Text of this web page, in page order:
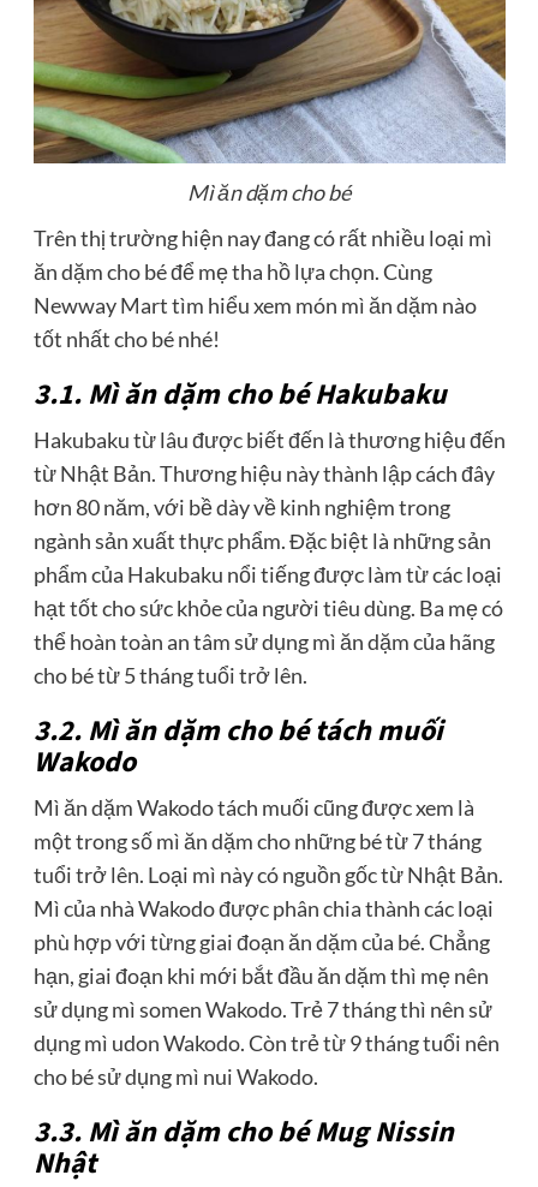
Mì ăn dặm cho bé
Trên thị trường hiện nay đang có rất nhiều loại mì
ăn dặm cho bé để mẹ tha hồ lựa chọn. Cùng
Newway Mart tìm hiểu xem món mì ăn dặm nào
tốt nhất cho bé nhé!
3.1. Mì ăn dặm cho bé Hakubaku
Hakubaku từ lâu được biết đến là thương hiệu đến
từ Nhật Bản. Thương hiệu này thành lập cách đây
hơn 80 năm, với bề dày về kinh nghiệm trong
ngành sản xuất thực phẩm. Đặc biệt là những sản
phẩm của Hakubaku nổi tiếng được làm từ các loại
hạt tốt cho sức khỏe của người tiêu dùng. Ba mẹ có
thể hoàn toàn an tâm sử dụng mì ăn dặm của hãng
cho bé từ 5 tháng tuổi trở lên.
3.2. Mì ăn dặm cho bé tách muối
Wakodo
Mì ăn dặm Wakodo tách muối cũng được xem là
một trong số mì ăn dặm cho những bé từ 7 tháng
tuổi trở lên. Loại mì này có nguồn gốc từ Nhật Bản.
Mì của nhà Wakodo được phân chia thành các loại
phù hợp với từng giai đoạn ăn dặm của bé. Chẳng
hạn, giai đoạn khi mới bắt đầu ăn dặm thì mẹ nên
sử dụng mì somen Wakodo. Trẻ 7 tháng thì nên sử
dụng mì udon Wakodo. Còn trẻ từ 9 tháng tuổi nên
cho bé sử dụng mì nui Wakodo.
3.3. Mì ăn dặm cho bé Mug Nissin
Nhật